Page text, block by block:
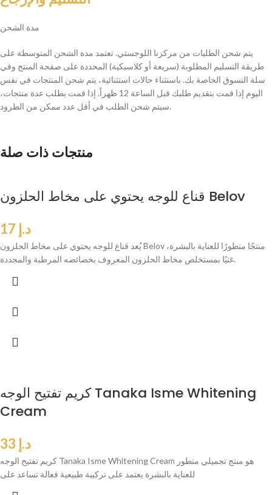
مدة الشحن
يتم شحن الطلبات من مركزنا اللوجستي. تعتمد مدة الشحن المتوسطة على
طريقة التسليم المطلوبة (سريعة أو كلاسيكية) المحددة على صفحة المنتج وفي
سلة التسوق الخاصة بك. باستثناء حالات استثنائية، يتم شحن المنتجات في نفس
اليوم إذا قمت بتقديم طلبك قبل الساعة 12 ظهراً. إذا قمت بطلب عدة منتجات،
سيتم شحن الطلب في أقل عدد ممكن من الطرود.
منتجات ذات صلة
قناع للوجه يحتوي على مخاط الحلزون Belov
د.إ
يُعد قناع للوجه يحتوي على مخاط الحلزون Belov منتجًا متطورًا للعناية بالبشرة،
غنيًا بمستخلص مخاط الحلزون المعروف بخصائصه المرطبة والمجددة.
كريم تفتيح الوجه Tanaka Isme Whitening
Cream
د.إ
كريم تفتيح الوجه Tanaka Isme Whitening Cream هو منتج تجميلي متطور
للعناية بالبشرة يعتمد على تركيبة طبيعية فعالة تساعد على